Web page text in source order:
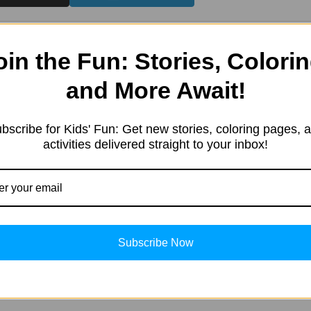
started in 2019 with a
information. Our
in different
Kids’ products,
and more.
the Fun: Stories,
and More Await!
for Kids' Fun: Get new stories, coloring pages,
activities delivered straight to your inbox!
Subscribe Now